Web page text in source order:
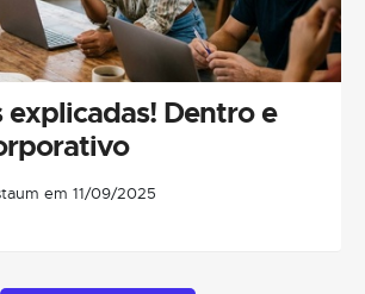
explicadas! Dentro e
em 11/09/2025